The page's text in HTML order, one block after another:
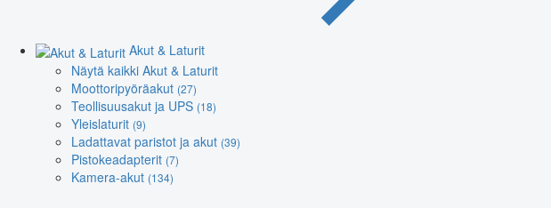
Akut & Laturit
Näytä kaikki Akut & Laturit
Moottoripyöräakut (27)
Teollisuusakut ja UPS (18)
Yleislaturit (9)
Ladattavat paristot ja akut (39)
Pistokeadapterit (7)
Kamera-akut (134)